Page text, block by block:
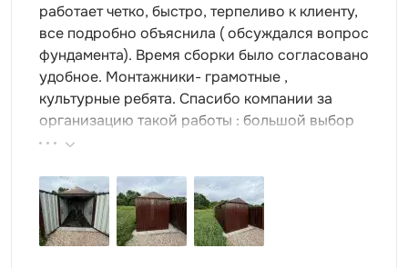
работает четко, быстро, терпеливо к клиенту,
все подробно объяснила ( обсуждался вопрос
фундамента). Время сборки было согласовано
удобное. Монтажники- грамотные ,
культурные ребята. Спасибо компании за
организацию такой работы : большой выбор
продукции, реальные цены.